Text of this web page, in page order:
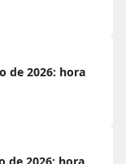
de 2026: hora